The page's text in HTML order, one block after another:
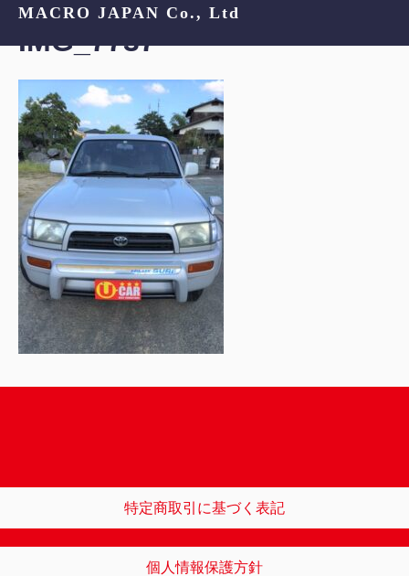
MACRO JAPAN Co., Ltd
IMG_7737
特定商取引に基づく表記
個人情報保護方針